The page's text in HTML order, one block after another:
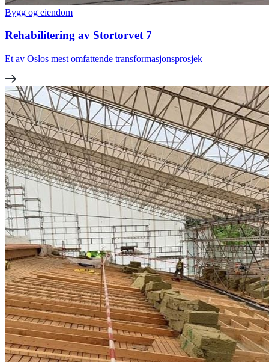
Bygg og eiendom
Rehabilitering av Stortorvet 7
Et av Oslos mest omfattende transformasjonsprosjek